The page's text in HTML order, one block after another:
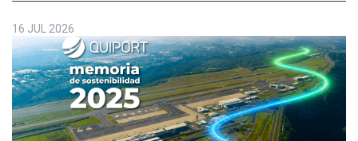
16 JUL 2026